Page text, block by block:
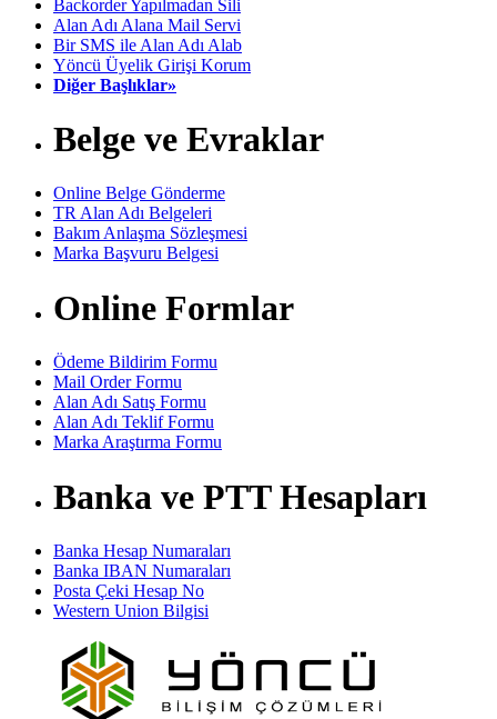
Backorder Yapılmadan Sili
Alan Adı Alana Mail Servi
Bir SMS ile Alan Adı Alab
Yöncü Üyelik Girişi Korum
Diğer Başlıklar»
Belge ve Evraklar
Online Belge Gönderme
TR Alan Adı Belgeleri
Bakım Anlaşma Sözleşmesi
Marka Başvuru Belgesi
Online Formlar
Ödeme Bildirim Formu
Mail Order Formu
Alan Adı Satış Formu
Alan Adı Teklif Formu
Marka Araştırma Formu
Banka ve PTT Hesapları
Banka Hesap Numaraları
Banka IBAN Numaraları
Posta Çeki Hesap No
Western Union Bilgisi